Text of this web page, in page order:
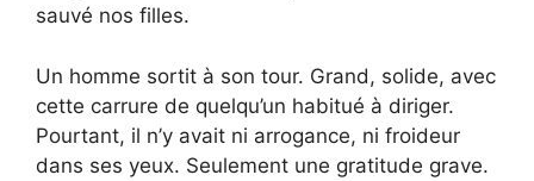
sauvé nos filles.
Un homme sortit à son tour. Grand, solide, avec
cette carrure de quelqu’un habitué à diriger.
Pourtant, il n’y avait ni arrogance, ni froideur
dans ses yeux. Seulement une gratitude grave.